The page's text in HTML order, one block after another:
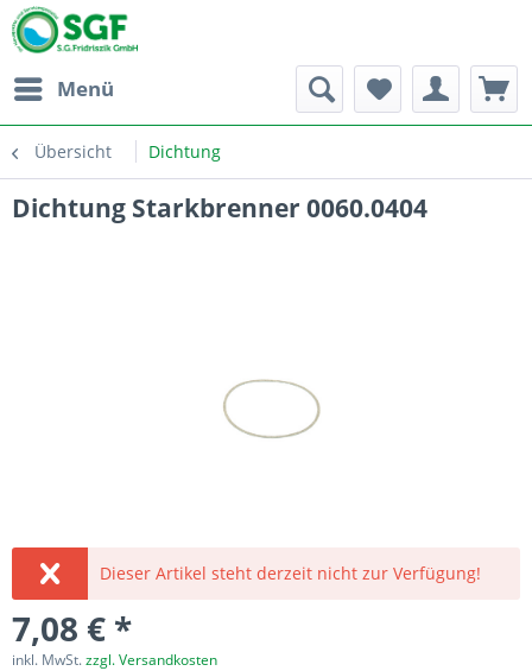
Menü
Übersicht Dichtung
Dichtung Starkbrenner 0060.0404
Dieser Artikel steht derzeit nicht zur Verfügung!
7,08 € *
inkl. MwSt.zzgl. Versandkosten